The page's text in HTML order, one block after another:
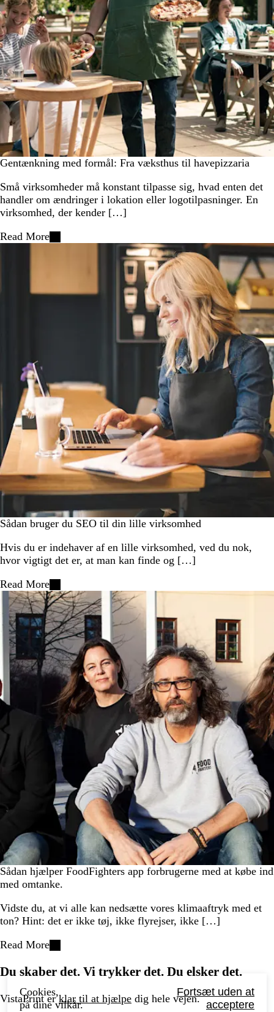
Gentænkning med formål: Fra væksthus til havepizzaria
Små virksomheder må konstant tilpasse sig, hvad enten det
handler om ændringer i lokation eller logotilpasninger. En
virksomhed, der kender […]
Read More
Sådan bruger du SEO til din lille virksomhed
Hvis du er indehaver af en lille virksomhed, ved du nok,
hvor vigtigt det er, at man kan finde og […]
Read More
Sådan hjælper FoodFighters app forbrugerne med at købe ind
med omtanke.
Vidste du, at vi alle kan nedsætte vores klimaaftryk med et
ton? Hint: det er ikke tøj, ikke flyrejser, ikke […]
Read More
Du skaber det. Vi trykker det. Du elsker det.
VistaPrint erklar til at hjælpe dig hele vejen.
Cookies,
på dine vilkår.
Fortsæt uden at
acceptere